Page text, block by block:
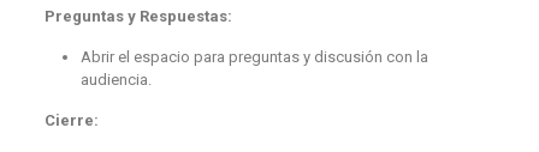
Preguntas y Respuestas:
Abrir el espacio para preguntas y discusión con la
audiencia.
Cierre: